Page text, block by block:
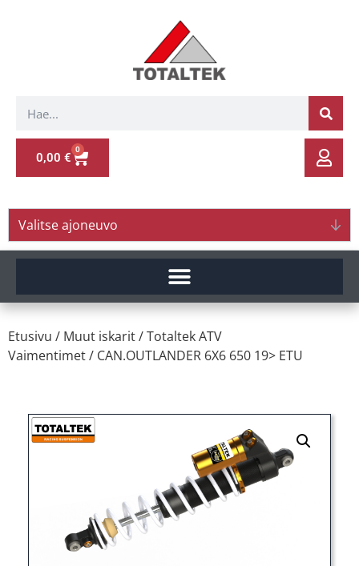
0,00 €
0
Valitse ajoneuvo
Etusivu / Muut iskarit/Totaltek ATV
Vaimentimet/ CAN.OUTLANDER 6X6 650 19> ETU